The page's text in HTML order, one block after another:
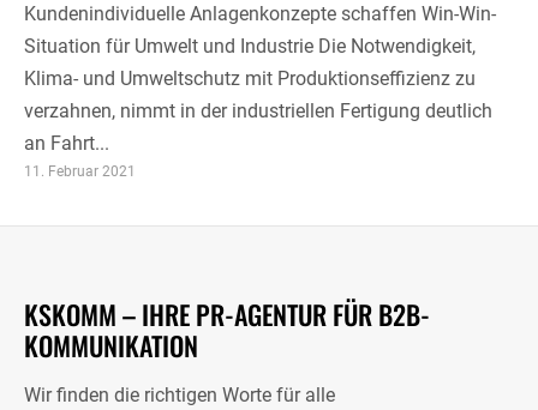
Kundenindividuelle Anlagenkonzepte schaffen Win-Win-
Situation für Umwelt und Industrie Die Notwendigkeit,
Klima- und Umweltschutz mit Produktionseffizienz zu
verzahnen, nimmt in der industriellen Fertigung deutlich
an Fahrt...
11. Februar 2021
KSKOMM – IHRE PR-AGENTUR FÜR B2B-
KOMMUNIKATION
Wir finden die richtigen Worte für alle